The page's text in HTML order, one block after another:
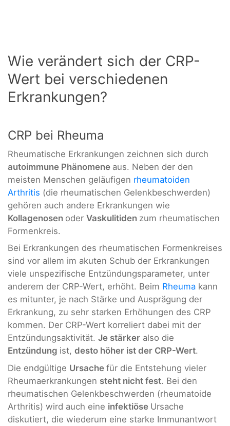
Wie verändert sich der CRP-
Wert bei verschiedenen
Erkrankungen?
CRP bei Rheuma
Rheumatische Erkrankungen zeichnen sich durch
autoimmune Phänomene aus. Neben der den
meisten Menschen geläufigen rheumatoiden
Arthritis (die rheumatischen Gelenkbeschwerden)
gehören auch andere Erkrankungen wie
Kollagenosen oder Vaskulitiden zum rheumatischen
Formenkreis.
Bei Erkrankungen des rheumatischen Formenkreises
sind vor allem im akuten Schub der Erkrankungen
viele unspezifische Entzündungsparameter, unter
anderem der CRP-Wert, erhöht. Beim Rheuma kann
es mitunter, je nach Stärke und Ausprägung der
Erkrankung, zu sehr starken Erhöhungen des CRP
kommen. Der CRP-Wert korreliert dabei mit der
Entzündungsaktivität. Je stärker also die
Entzündung ist, desto höher ist der CRP-Wert.
Die endgültige Ursache für die Entstehung vieler
Rheumaerkrankungen steht nicht fest. Bei den
rheumatischen Gelenkbeschwerden (rheumatoide
Arthritis) wird auch eine infektiöse Ursache
diskutiert, die wiederum eine starke Immunantwort